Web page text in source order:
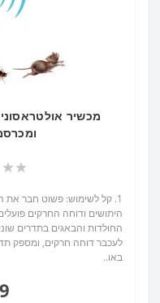
מכשיר
1. קל לשימוש: פשוט חבר את
באו..